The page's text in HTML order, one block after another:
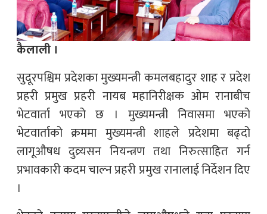
कैलाली ।
सुदूरपश्चिम प्रदेशका मुख्यमन्त्री कमलबहादुर शाह र प्रदेश
प्रहरी प्रमुख प्रहरी नायब महानिरीक्षक ओम रानाबीच
भेटवार्ता भएको छ । मुख्यमन्त्री निवासमा भएको
भेटवार्ताको क्रममा मुख्यमन्त्री शाहले प्रदेशमा बढ्दो
लागूऔषध दुव्र्यसन नियन्त्रण तथा निरुत्साहित गर्न
प्रभावकारी कदम चाल्न प्रहरी प्रमुख रानालाई निर्देशन दिए
।